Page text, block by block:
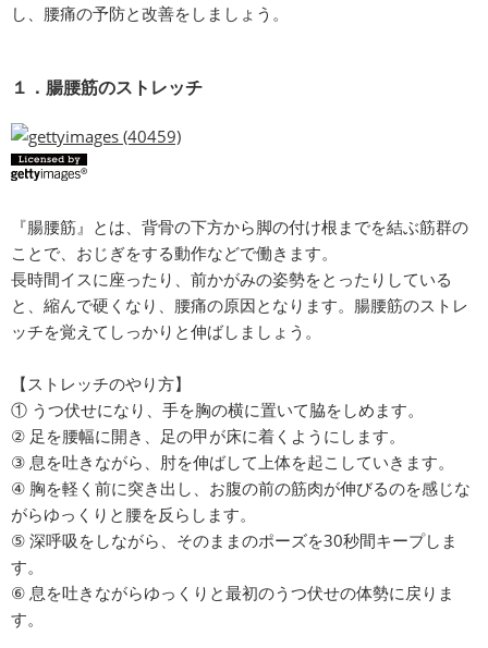
し、腰痛の予防と改善をしましょう。
１．腸腰筋のストレッチ
『腸腰筋』とは、背骨の下方から脚の付け根までを結ぶ筋群の
ことで、おじぎをする動作などで働きます。
長時間イスに座ったり、前かがみの姿勢をとったりしている
と、縮んで硬くなり、腰痛の原因となります。腸腰筋のストレ
ッチを覚えてしっかりと伸ばしましょう。
【ストレッチのやり方】
① うつ伏せになり、手を胸の横に置いて脇をしめます。
② 足を腰幅に開き、足の甲が床に着くようにします。
③ 息を吐きながら、肘を伸ばして上体を起こしていきます。
④ 胸を軽く前に突き出し、お腹の前の筋肉が伸びるのを感じな
がらゆっくりと腰を反らします。
⑤ 深呼吸をしながら、そのままのポーズを30秒間キープしま
す。
⑥ 息を吐きながらゆっくりと最初のうつ伏せの体勢に戻りま
す。